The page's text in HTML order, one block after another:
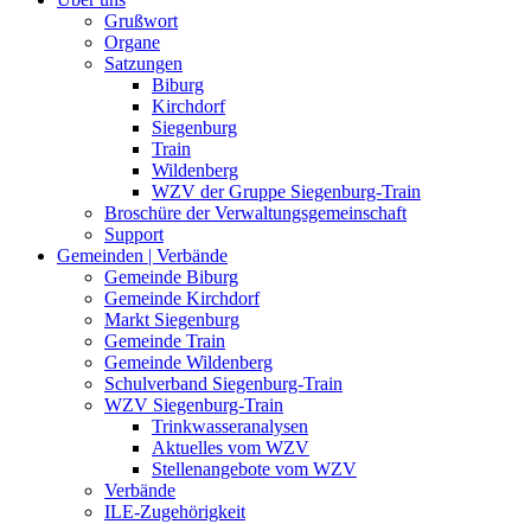
Grußwort
Organe
Satzungen
Biburg
Kirchdorf
Siegenburg
Train
Wildenberg
WZV der Gruppe Siegenburg-Train
Broschüre der Verwaltungsgemeinschaft
Support
Gemeinden | Verbände
Gemeinde Biburg
Gemeinde Kirchdorf
Markt Siegenburg
Gemeinde Train
Gemeinde Wildenberg
Schulverband Siegenburg-Train
WZV Siegenburg-Train
Trinkwasseranalysen
Aktuelles vom WZV
Stellenangebote vom WZV
Verbände
ILE-Zugehörigkeit